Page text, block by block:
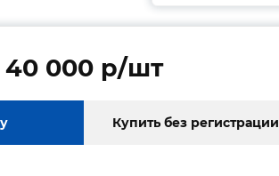
40 000 p/шт
Купить без регистрации